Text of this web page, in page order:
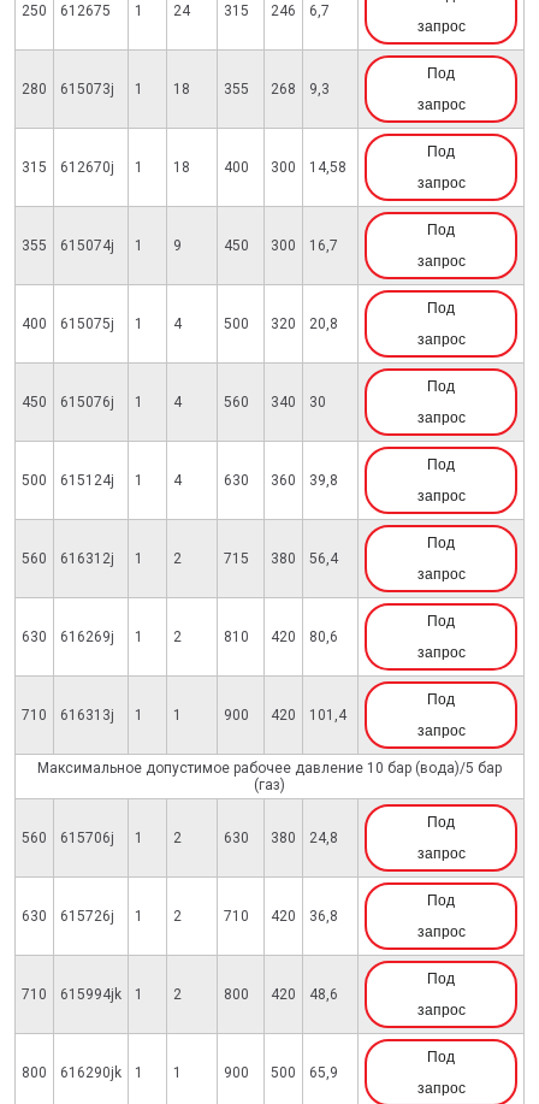
250 612675 1 24 315 246 6,7
запрос
280 615073j 1 18 355 268 9,3
Под
запрос
315 612670j 1 18 400 300 14,58
Под
запрос
355 615074j 1 9 450 300 16,7
Под
запрос
400 615075j 1 4 500 320 20,8
Под
запрос
450 615076j 1 4 560 340 30
Под
запрос
500 615124j 1 4 630 360 39,8
Под
запрос
560 616312j 1 2 715 380 56,4
Под
запрос
630 616269j 1 2 810 420 80,6
Под
запрос
710 616313j 1 1 900 420 101,4
Под
запрос
Максимальное допустимое рабочее давление 10 бар (вода)/5 бар
(газ)
560 615706j 1 2 630 380 24,8
Под
запрос
630 615726j 1 2 710 420 36,8
Под
запрос
710 615994jk 1 2 800 420 48,6
Под
запрос
800 616290jk 1 1 900 500 65,9
Под
запрос